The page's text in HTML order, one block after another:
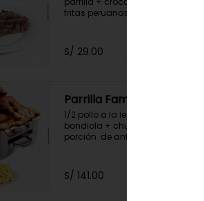
fritas peruanas + ensalada
S/ 29.00
Parrilla Familiar
1/2 pollo a la leña + churrasco o
bondiola + chuleta de cerdo +
porción  de anticuchos +
peruanas + ensalada fresca.
S/ 141.00